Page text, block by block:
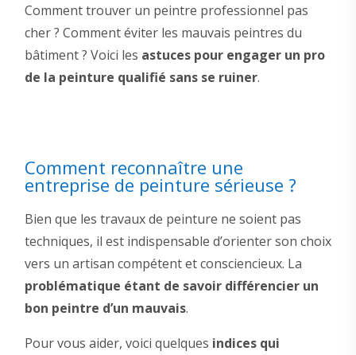
Comment trouver un peintre professionnel pas
cher ? Comment éviter les mauvais peintres du
bâtiment ? Voici les astuces pour engager un pro
de la peinture qualifié sans se ruiner.
Comment reconnaître une
entreprise de peinture sérieuse ?
Bien que les travaux de peinture ne soient pas
techniques, il est indispensable d’orienter son choix
vers un artisan compétent et consciencieux. La
problématique étant de savoir différencier un
bon peintre d’un mauvais.
Pour vous aider, voici quelques indices qui